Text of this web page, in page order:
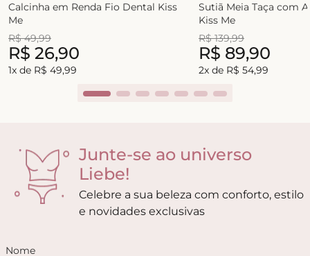
Calcinha em Renda Fio Dental Kiss
Me
R$ 49,99
R$ 26,90
1x de R$ 49,99
Sutiã Meia Taça com
Kiss Me
R$ 139,99
R$ 89,90
2x de R$ 54,99
Junte-se ao universo
Liebe!
Celebre a sua beleza com conforto, estilo
e novidades exclusivas
Nome